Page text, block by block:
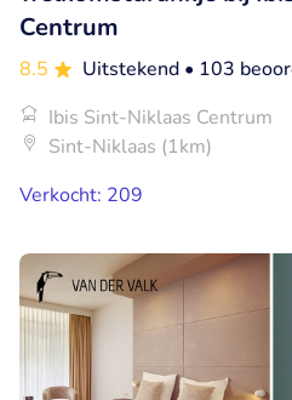
Centrum
8.5 Uitstekend • 103
Ibis Sint-Niklaas Centrum
Sint-Niklaas (1km)
Verkocht: 209